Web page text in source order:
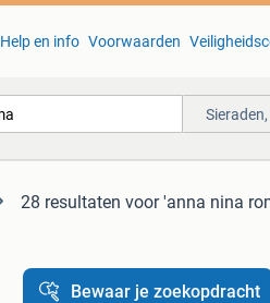
Help en info Voorwaarden
28 resultaten voor 'anna nina
Bewaar je zoekopdracht